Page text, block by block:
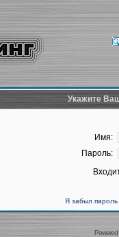
Укажите
Имя:
Пароль:
Я забыл пароль